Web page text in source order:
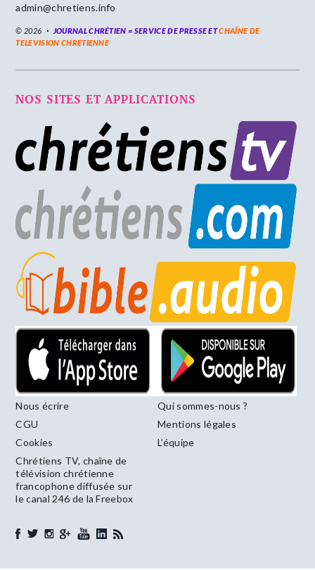
admin@chretiens.info
© 2026 JOURNAL CHRÉTIEN = SERVICE DE PRESSE ETCHAÎNE DE
TELEVISION CHRETIENNE
NOS SITES ET APPLICATIONS
Nous écrire
Qui sommes-nous ?
CGU
Mentions légales
Cookies
L’équipe
Chrétiens TV, chaîne de
télévision chrétienne
francophone diffusée sur
le canal 246 de la Freebox